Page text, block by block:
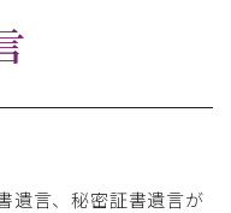
遺言、秘密証書遺言が